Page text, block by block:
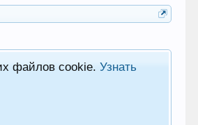
файлов cookie.Узнать